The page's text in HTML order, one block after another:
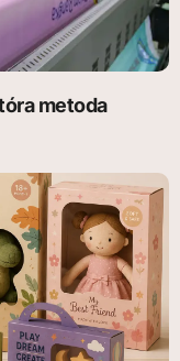
metoda